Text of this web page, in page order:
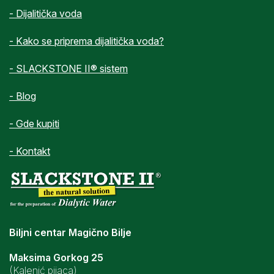
- Dijalitička voda
- Kako se priprema dijalitička voda?
- SLACKSTONE II® sistem
- Blog
- Gde kupiti
- Kontakt
Biljni centar Magično Bilje
Maksima Gorkog 25
(Kalenić pijaca)